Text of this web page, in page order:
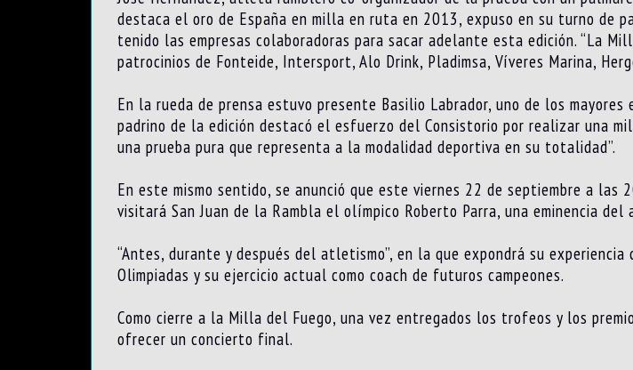
destaca el oro de España en milla en ruta en 2013, expuso en su turno de
tenido las empresas colaboradoras para sacar adelante esta edición. “La
patrocinios de Fonteide, Intersport, Alo Drink, Pladimsa, Víveres Marina,
En la rueda de prensa estuvo presente Basilio Labrador, uno de los
padrino de la edición destacó el esfuerzo del Consistorio por realizar una
una prueba pura que representa a la modalidad deportiva en su totalidad”.
En este mismo sentido, se anunció que este viernes 22 de septiembre a
visitará San Juan de la Rambla el olímpico Roberto Parra, una eminencia
“Antes, durante y después del atletismo”, en la que expondrá su
Olimpiadas y su ejercicio actual como coach de futuros campeones.
Como cierre a la Milla del Fuego, una vez entregados los trofeos y los
ofrecer un concierto final.